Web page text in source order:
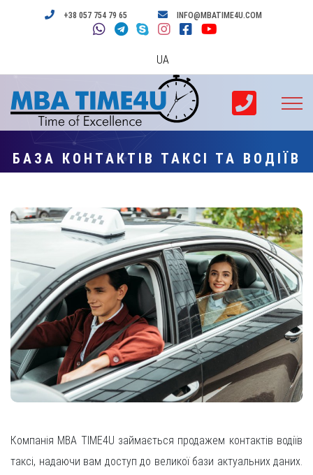
+38 057 754 79 65 INFO@MBATIME4U.COM
UA
БАЗА КОНТАКТІВ ТАКСІ ТА ВОДІЇВ
Компанія MBA TIME4U займається продажем контактів водіїв
таксі, надаючи вам доступ до великої бази актуальних даних.